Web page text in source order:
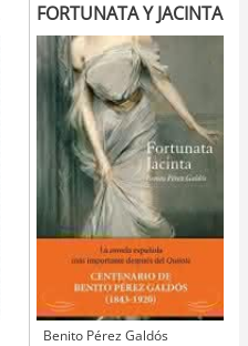
FORTUNATA Y JACINTA
Autor
Benito Pérez Galdós